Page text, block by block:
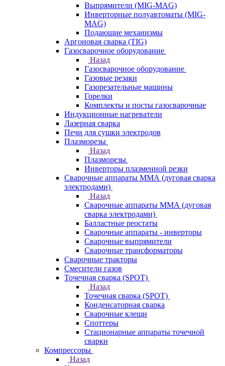
Выпрямители (MIG-MAG)
Инверторные полуавтоматы (MIG-
MAG)
Подающие механизмы
Аргоновая сварка (TIG)
Газосварочное оборудование
Назад
Газосварочное оборудование
Газовые резаки
Газорезательные машины
Горелки
Комплекты и посты газосварочные
Индукционные нагреватели
Лазерная сварка
Печи для сушки электродов
Плазморезы
Назад
Плазморезы
Инверторы плазменной резки
Сварочные аппараты ММА (дуговая сварка
электродами)
Назад
Сварочные аппараты ММА (дуговая
сварка электродами)
Балластные реостаты
Сварочные аппараты - инверторы
Сварочные выпрямители
Сварочные трансформаторы
Сварочные тракторы
Смесители газов
Точечная сварка (SPOT)
Назад
Точечная сварка (SPOT)
Конденсаторная сварка
Сварочные клещи
Споттеры
Стационарные аппараты точечной
сварки
Компрессоры
Назад